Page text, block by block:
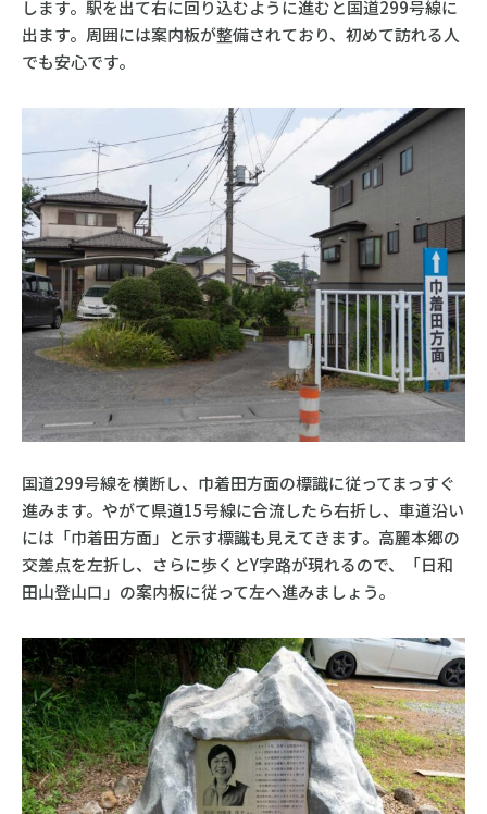
します。駅を出て右に回り込むように進むと国道299号線に
出ます。周囲には案内板が整備されており、初めて訪れる人
でも安心です。
国道299号線を横断し、巾着田方面の標識に従ってまっすぐ
進みます。やがて県道15号線に合流したら右折し、車道沿い
には「巾着田方面」と示す標識も見えてきます。高麗本郷の
交差点を左折し、さらに歩くとY字路が現れるので、「日和
田山登山口」の案内板に従って左へ進みましょう。